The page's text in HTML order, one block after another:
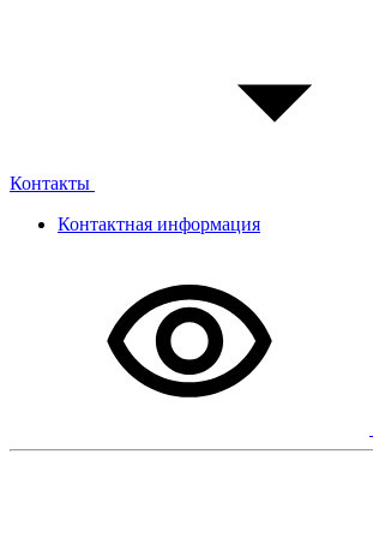
Контакты
Контактная информация